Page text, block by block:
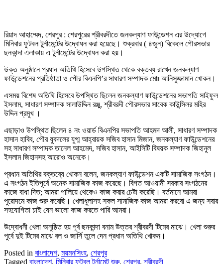
রিয়াদ আহাম্মেদ, শেরপুর : শেরপুরের শ্রীবরদীতে জনকল্যাণ ফাউন্ডেশন এর উদ্যোগে
মিনিবার ফুটবল টুর্নামেন্টের উদ্বোধন করা হয়েছে। শুক্রবার ( ৪জুন) বিকেলে পৌরসভার
ছনকান্দা এলাকায় এ টুর্নামেন্টের উদ্বোধন করা হয়।
উক্ত অনুষ্ঠানে প্রধান অতিথি হিসেবে উপস্থিত থেকে বক্তব্য রাখেন জনকল্যাণ
ফাউন্ডেশনের প্রতিষ্ঠাতা ও পৌর বিএনপি’র সাধারণ সম্পাদক মোঃ আনিসুজ্জামান খোকন।
এসময় বিশেষ অতিথি হিসেবে উপস্থিত ছিলেন জনকল্যাণ ফাউন্ডেশনের সভাপতি সাইফুল
ইসলাম, সাধারণ সম্পাদক সালাউদ্দিন রঞ্জু, শ্রীবরদী পৌরসভার সাবেক কাউন্সিলর মহির
উদ্দিন প্রমুখ ।
এছাড়াও উপস্থিত ছিলেন ৪ নং ওয়ার্ড বিএনপির সভাপতি আহমদ আলী, সাধারণ সম্পাদক
হাসান হাবিব, পৌর যুবদলের যুগ্ম আহ্বায়ক সজিব হাসান মিজান, জনকল্যাণ ফাউন্ডেশনের
সহ সাধারণ সম্পাদক তানেল আহমেদ, সজিব হাসান, আইসিটি বিষয়ক সম্পাদক জিহানুল
ইসলাম জিহানসহ আরোও অনেকে।
প্রধান অতিথির বক্তব্যে খোকন বলেন, জনকল্যাণ ফাউন্ডেশন একটি সামাজিক সংগঠন।
এ সংগঠন ইতিপূর্বে অনেক সামাজিক কাজ করেছে। বিগত আওয়ামী সরকার সংগঠনের
কাজে বাধা দিত; আমরা পালিয়ে থেকেও কাজ করার চেষ্টা করেছি। বর্তমানে আমরা
পুরোদমে কাজ শুরু করেছি। খেলাধুলাসহ সকল সামাজিক কাজ আমরা করবো এ জন্য সবার
সহযোগিতা চাই যেন ভালো কাজ করতে পারি আমরা।
উদ্বোধনী খেলা অনুষ্ঠিত হয় পূর্ব ছনকান্দা বনাম উত্তর শ্রীবরদী টিমের মাঝে। খেলা শুরুর
পুর্বে দুই টিমের মাঝে বল ও জার্সি তুলে দেন প্রধান অতিথি খোকন।
Posted in বাংলাদেশ, ময়মনসিংহ, শেরপুর
Tagged বাংলাদেশ, মিনিবার ফুটবল টুর্নামেন্ট শুরু, শেরপুর,শ্রীবরদী